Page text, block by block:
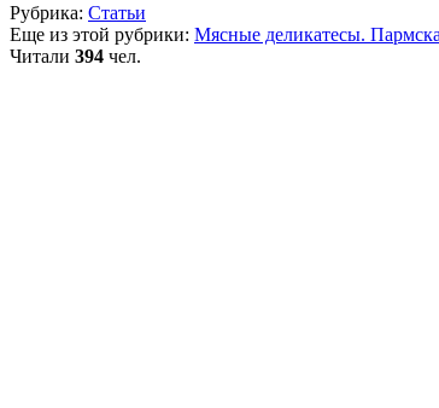
Рубрика: Статьи
Еще из этой рубрики: Мясные деликатесы.
Читали 394 чел.